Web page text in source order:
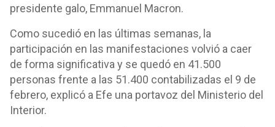
presidente galo, Emmanuel Macron.
Como sucedió en las últimas semanas, la
participación en las manifestaciones volvió a caer
de forma significativa y se quedó en 41.500
personas frente a las 51.400 contabilizadas el 9 de
febrero, explicó a Efe una portavoz del Ministerio del
Interior.